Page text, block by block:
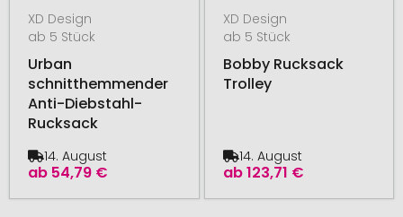
XD Design
ab 5 Stück
Urban
schnitthemmender
Anti-Diebstahl-
Rucksack
ab 54,79 €
14. August
XD Design
ab 5 Stück
Bobby Rucksack
Trolley
ab123,71 €
14. August